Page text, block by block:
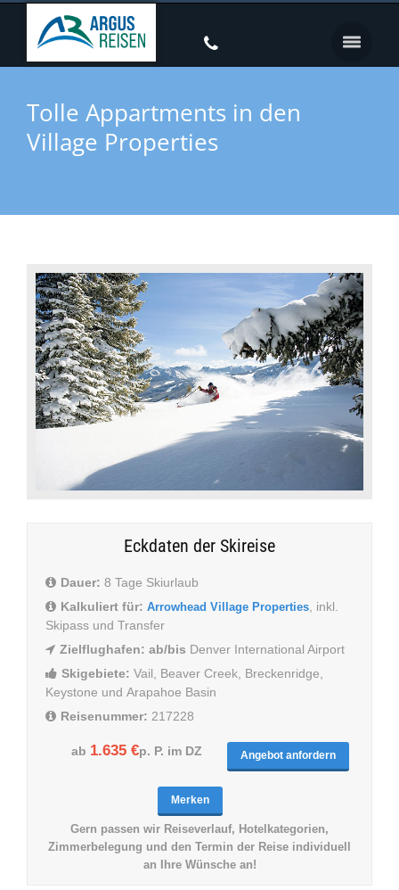
Tolle Appartments in den
Village Properties
Eckdaten der Skireise
Dauer: 8 Tage Skiurlaub
Kalkuliert für: Arrowhead Village Properties , inkl.
Skipass und Transfer
Zielflughafen: ab/bis Denver International Airport
Skigebiete: Vail, Beaver Creek, Breckenridge,
Keystone und Arapahoe Basin
Reisenummer: 217228
ab 1.635 €p. P. im DZ Angebot anfordern
Merken
Gern passen wir Reiseverlauf, Hotelkategorien,
Zimmerbelegung und den Termin der Reise individuell
an Ihre Wünsche an!